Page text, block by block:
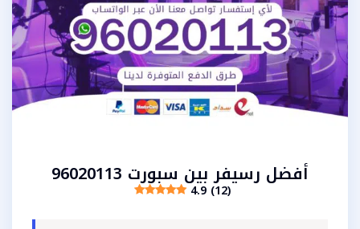
أفضل رسيفر بين سبورت 96020113
4.9 (12)